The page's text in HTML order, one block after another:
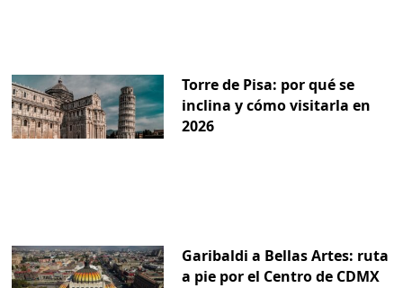
Torre de Pisa: por qué se
inclina y cómo visitarla en
2026
Garibaldi a Bellas Artes: ruta
a pie por el Centro de CDMX